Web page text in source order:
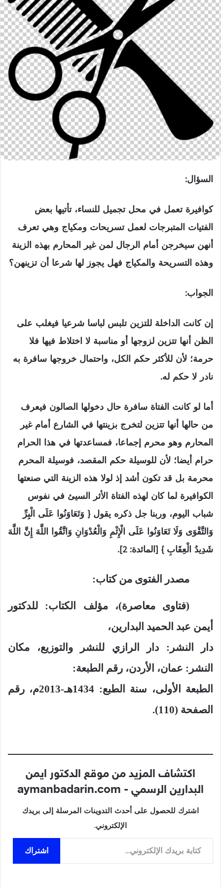
السؤال:
كوافيرة تعمل في محل تجميل للنساء، تأتيها بعض
الفتيات المتبرجات لعمل تسريحات ومكياج وهي تعرف
أنهن سيخرجن أمام الرجال لمن غير المحارم بهذه الزينة
وهذه التسريحة والمكياج فهل يجوز لها شرعا أن تزينهن؟
الجواب:
إن كانت الداخلة للتزين تلبس لباسا شرعيا فيغلب على
الظن أنها تتزين لزوجها أو مناسبة لا اختلاط فيها فلا
حرمة؛ لأن للأكثر حكم الكل، واحتمال خروجها سافرة به
نادر لا حكم له.
أما لو كانت الفتاة سافرة حال دخولها الصالون فيعرف
من حالها أنها تتزين لتخرج بزينتها في الشارع أمام غير
المحارم وهو محرم إجماعا، فمساعدتها في هذا الحرام
حرام أيضا؛ لأن للوسيلة حكم المقصد، فوسيلة المحرم
محرمة بل قد تكون أشد إذ لولا هذه الزينة التي صنعتها
الكوافيرة لما كان لهذه الفتاة الأثر السيئ في نفوس
شباب اليوم، وربنا جل ذكره يقول { وَتَعَاوَنُوا عَلَى الْبِرِّ
وَالتَّقْوَى وَلَا تَعَاوَنُوا عَلَى الْإِثْمِ وَالْعُدْوَانِ وَاتَّقُوا اللَّهَ إِنَّ اللَّهَ
شَدِيدُ الْعِقَابِ } [المائدة: 2].
مصدر الفتوى من كتاب:
(فتاوى معاصرة)، مؤلف الكتاب: للدكتور
أيمن عبد الحميد البدارين،
دار النشر: دار الرازي للنشر والتوزيع، مكان
النشر: عمان، الأردن، رقم الطبعة:
الطبعة الأولى، سنة الطبع: 1434هـ-2013م، رقم
الصفحة (110).
اكتشاف المزيد من موقع الدكتور ايمن
البدارين الرسمي - aymanbadarin.com
اشترك للحصول على أحدث التدوينات المرسلة إلى بريدك
الإلكتروني.
كتابة بريدك الإلكتروني...
اشتراك